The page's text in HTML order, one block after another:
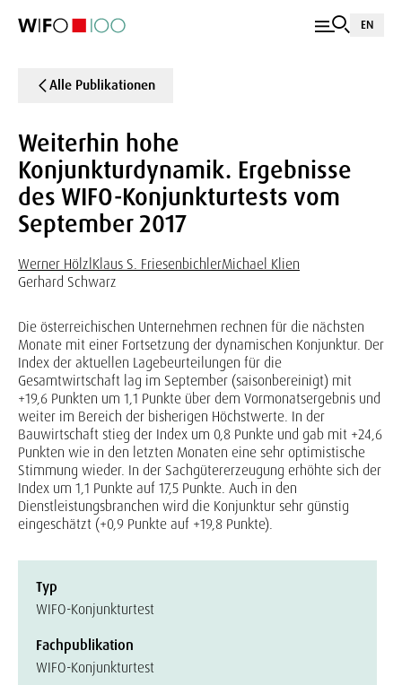
EN
Alle Publikationen
Weiterhin hohe
Konjunkturdynamik. Ergebnisse
des WIFO-Konjunkturtests vom
September 2017
Werner Hölzl Klaus S. FriesenbichlerMichael Klien
Gerhard Schwarz
Die österreichischen Unternehmen rechnen für die nächsten
Monate mit einer Fortsetzung der dynamischen Konjunktur. Der
Index der aktuellen Lagebeurteilungen für die
Gesamtwirtschaft lag im September (saisonbereinigt) mit
+19,6 Punkten um 1,1 Punkte über dem Vormonatsergebnis und
weiter im Bereich der bisherigen Höchstwerte. In der
Bauwirtschaft stieg der Index um 0,8 Punkte und gab mit +24,6
Punkten wie in den letzten Monaten eine sehr optimistische
Stimmung wieder. In der Sachgütererzeugung erhöhte sich der
Index um 1,1 Punkte auf 17,5 Punkte. Auch in den
Dienstleistungsbranchen wird die Konjunktur sehr günstig
eingeschätzt (+0,9 Punkte auf +19,8 Punkte).
Typ
WIFO-Konjunkturtest
Fachpublikation
WIFO-Konjunkturtest